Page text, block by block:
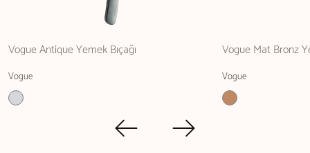
Vogue Antique Yemek Bıçağı
Vogue
Vogue Mat Bronz
Vogue